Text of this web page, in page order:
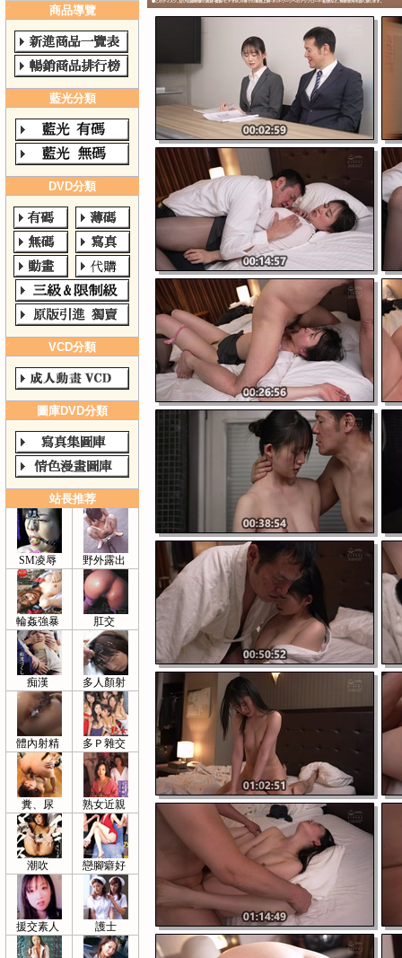
商品導覽
藍光分類
DVD分類
VCD分類
圖庫DVD分類
站長推荐
SM凌辱 野外露出
輪姦強暴 肛交
痴漢 多人顏射
體內射精 多Ｐ雜交
糞、尿 熟女近親
潮吹 戀腳癖好
援交素人 護士